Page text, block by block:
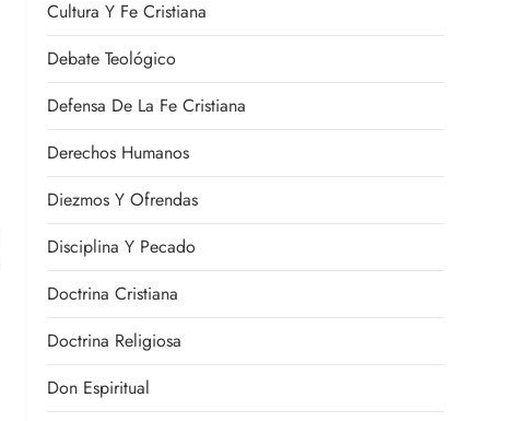
Cultura Y Fe Cristiana
Debate Teológico
Defensa De La Fe Cristiana
Derechos Humanos
Diezmos Y Ofrendas
Disciplina Y Pecado
Doctrina Cristiana
Doctrina Religiosa
Don Espiritual